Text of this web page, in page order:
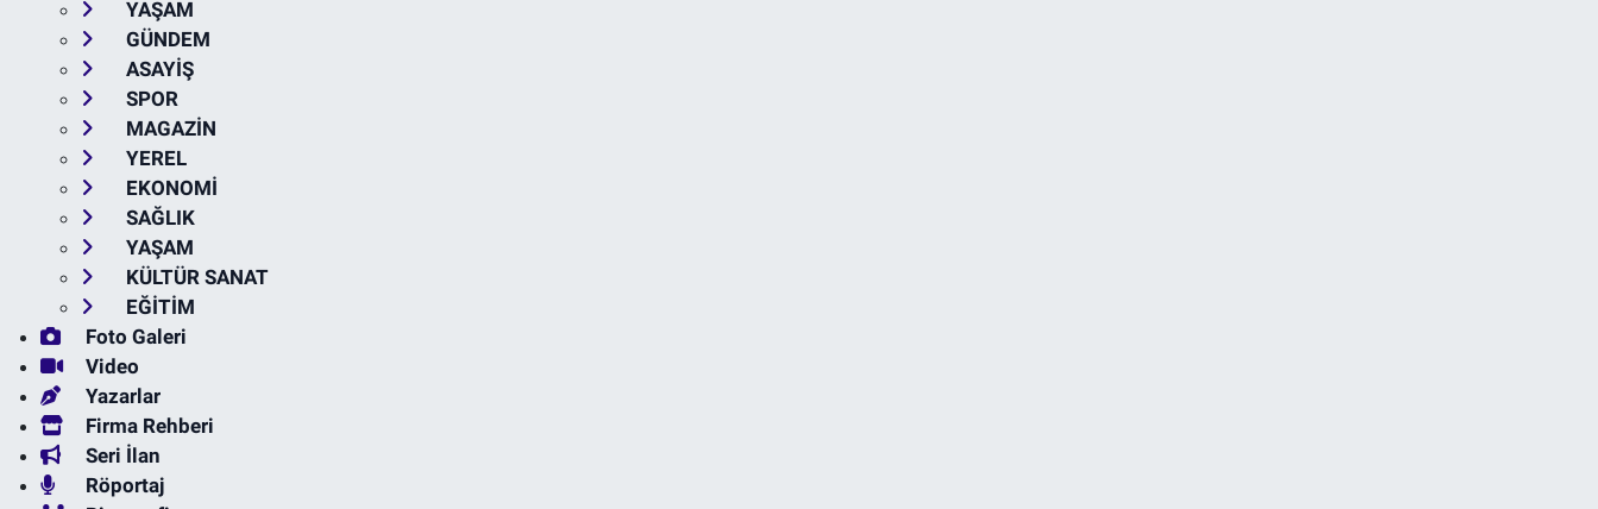
YAŞAM
GÜNDEM
ASAYİŞ
SPOR
MAGAZİN
YEREL
EKONOMİ
SAĞLIK
YAŞAM
KÜLTÜR SANAT
EĞİTİM
Foto Galeri
Video
Yazarlar
Firma Rehberi
Seri İlan
Röportaj